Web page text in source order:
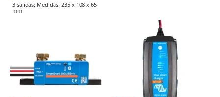
3 salidas; Medidas: 235 x 108 x 65
mm